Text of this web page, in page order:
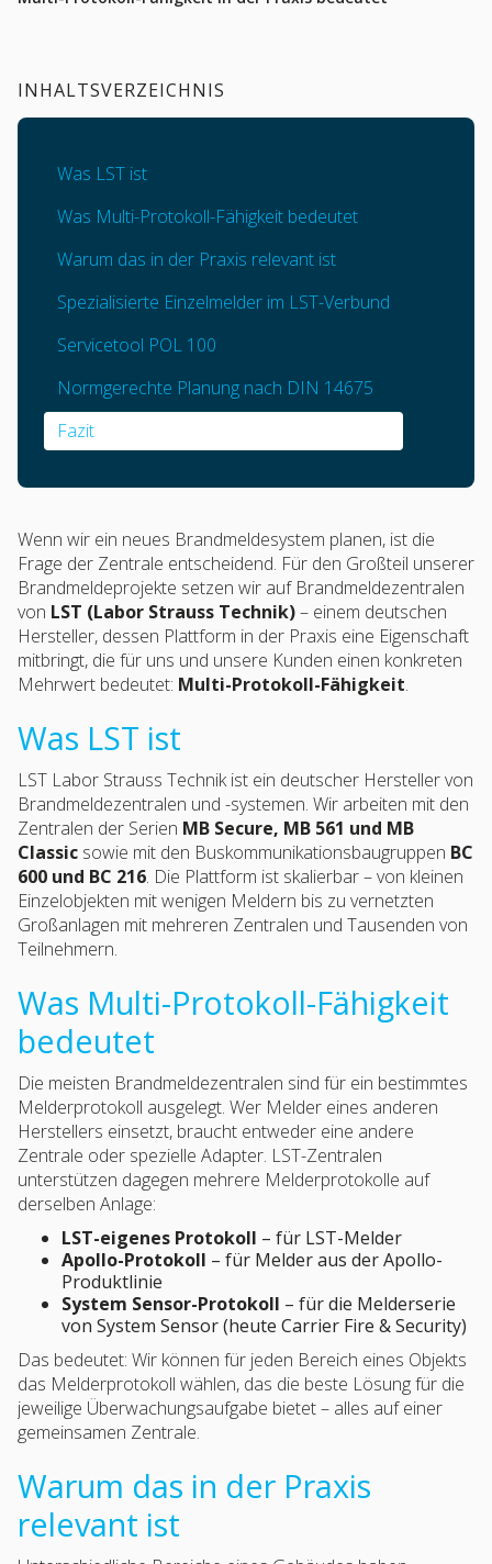
INHALTSVERZEICHNIS
Was LST ist
Was Multi-Protokoll-Fähigkeit bedeutet
Warum das in der Praxis relevant ist
Spezialisierte Einzelmelder im LST-Verbund
Servicetool POL 100
Normgerechte Planung nach DIN 14675
Fazit
Wenn wir ein neues Brandmeldesystem planen, ist die
Frage der Zentrale entscheidend. Für den Großteil unserer
Brandmeldeprojekte setzen wir auf Brandmeldezentralen
von LST (Labor Strauss Technik)– einem deutschen
Hersteller, dessen Plattform in der Praxis eine Eigenschaft
mitbringt, die für uns und unsere Kunden einen konkreten
Mehrwert bedeutet: Multi-Protokoll-Fähigkeit.
Was LST ist
LST Labor Strauss Technik ist ein deutscher Hersteller von
Brandmeldezentralen und -systemen. Wir arbeiten mit den
Zentralen der Serien MB Secure, MB 561 und MB
Classic sowie mit den Buskommunikationsbaugruppen BC
600 und BC 216. Die Plattform ist skalierbar – von kleinen
Einzelobjekten mit wenigen Meldern bis zu vernetzten
Großanlagen mit mehreren Zentralen und Tausenden von
Teilnehmern.
Was Multi-Protokoll-Fähigkeit
bedeutet
Die meisten Brandmeldezentralen sind für ein bestimmtes
Melderprotokoll ausgelegt. Wer Melder eines anderen
Herstellers einsetzt, braucht entweder eine andere
Zentrale oder spezielle Adapter. LST-Zentralen
unterstützen dagegen mehrere Melderprotokolle auf
derselben Anlage:
LST-eigenes Protokoll – für LST-Melder
Apollo-Protokoll – für Melder aus der Apollo-
Produktlinie
System Sensor-Protokoll – für die Melderserie
von System Sensor (heute Carrier Fire & Security)
Das bedeutet: Wir können für jeden Bereich eines Objekts
das Melderprotokoll wählen, das die beste Lösung für die
jeweilige Überwachungsaufgabe bietet – alles auf einer
gemeinsamen Zentrale.
Warum das in der Praxis
relevant ist